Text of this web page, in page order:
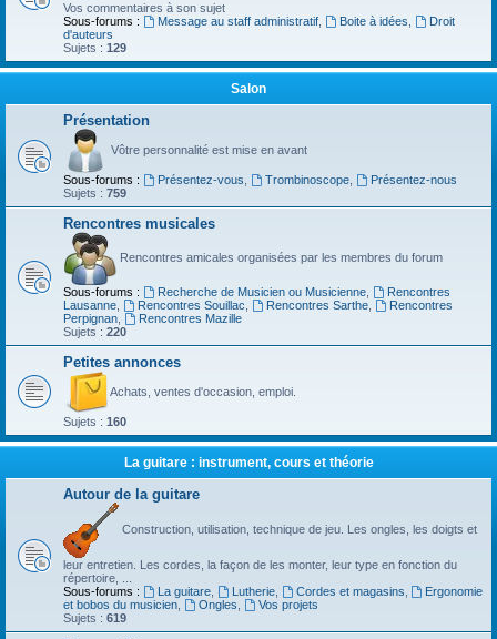
Vos commentaires à son sujet
Sous-forums :
Message au staff administratif, Boite à idées
Droit
d'auteurs
Sujets : 129
Salon
Présentation
Vôtre personnalité est mise en avant
Sous-forums : Présentez-vous Trombinoscope,
Présentez-nous
Sujets : 759
Rencontres musicales
Rencontres amicales organisées par les membres du forum
Sous-forums : Recherche de Musicien ou Musicienne,
Rencontres
Lausanne
Rencontres Souillac Rencontres Sarthe,
Rencontres
Perpignan
Rencontres Mazille
Sujets : 220
Petites annonces
Achats, ventes d'occasion, emploi.
Sujets : 160
La guitare : instrument, cours et théorie
Autour de la guitare
Construction, utilisation, technique de jeu. Les ongles, les doigts et
leur entretien. Les cordes, la façon de les monter, leur type en fonction du
répertoire, ...
Sous-forums :
La guitare, Lutherie, Cordes et magasins
Ergonomie
et bobos du musicien
Ongles
Vos projets
Sujets : 619